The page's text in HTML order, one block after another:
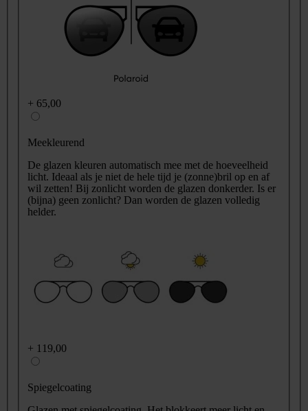
+ 65,00
Meekleurend
De glazen kleuren automatisch mee met de hoeveelheid
licht. Ideaal als je niet de hele tijd je (zonne)bril op en af
wil zetten! Bij zonlicht worden de glazen donkerder. Is er
(bijna) geen zonlicht? Dan worden de glazen volledig
helder.
+ 119,00
Spiegelcoating